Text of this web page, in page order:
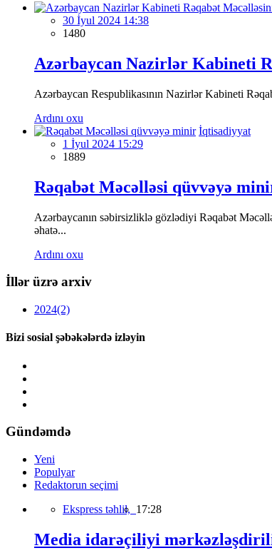
30 İyul 2024 14:38
1480
Azərbaycan Nazirlər Kabineti
Azərbaycan Respublikasının Nazirlər Kabineti
Ardını oxu
İqtisadiyyat
1 İyul 2024 15:29
1889
Rəqabət Məcəlləsi qüvvəyə
Azərbaycanın səbirsizliklə gözlədiyi Rəqabət
əhatə...
Ardını oxu
İllər üzrə arxiv
2024(2)
Bizi sosial şəbəkələrdə izləyin
Gündəmdə
Yeni
Populyar
Redaktorun seçimi
Ekspress təhlil, 17:28
Media idarəçiliyi